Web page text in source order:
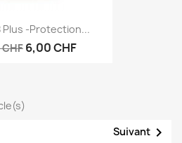
Plus -protection...
6,00 CHF
Suivant 